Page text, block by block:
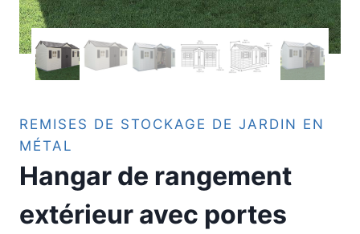
REMISES DE STOCKAGE DE JARDIN EN
MÉTAL
Hangar de rangement
extérieur avec portes